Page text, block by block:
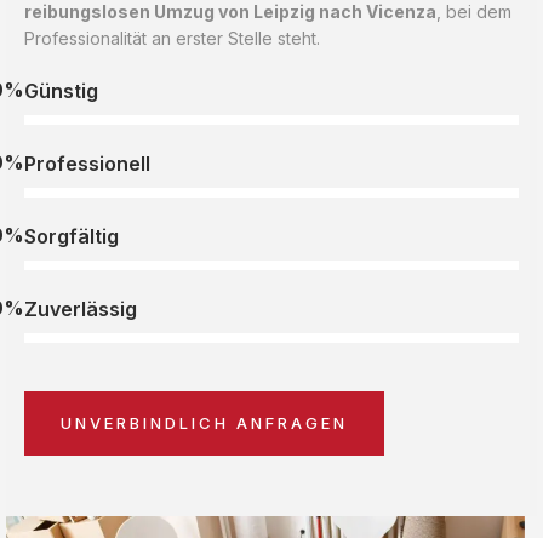
reibungslosen Umzug von Leipzig nach Vicenza , bei dem
Professionalität an erster Stelle steht.
Günstig
Professionell
Sorgfältig
Zuverlässig
UNVERBINDLICH ANFRAGEN